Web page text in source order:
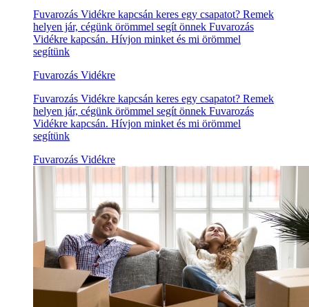
Fuvarozás Vidékre kapcsán keres egy csapatot? Remek
helyen jár, cégünk örömmel segít önnek Fuvarozás
Vidékre kapcsán. Hívjon minket és mi örömmel
segítünk
Fuvarozás Vidékre
Fuvarozás Vidékre kapcsán keres egy csapatot? Remek
helyen jár, cégünk örömmel segít önnek Fuvarozás
Vidékre kapcsán. Hívjon minket és mi örömmel
segítünk
Fuvarozás Vidékre